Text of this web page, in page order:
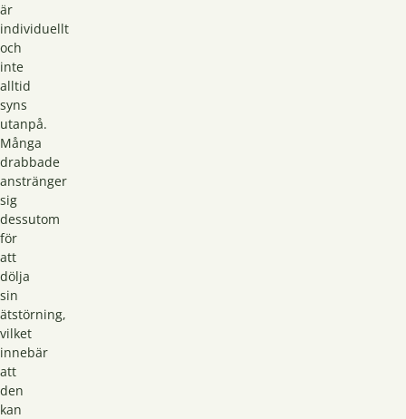
är
individuellt
och
inte
alltid
syns
utanpå.
Många
drabbade
anstränger
sig
dessutom
för
att
dölja
sin
ätstörning,
vilket
innebär
att
den
kan